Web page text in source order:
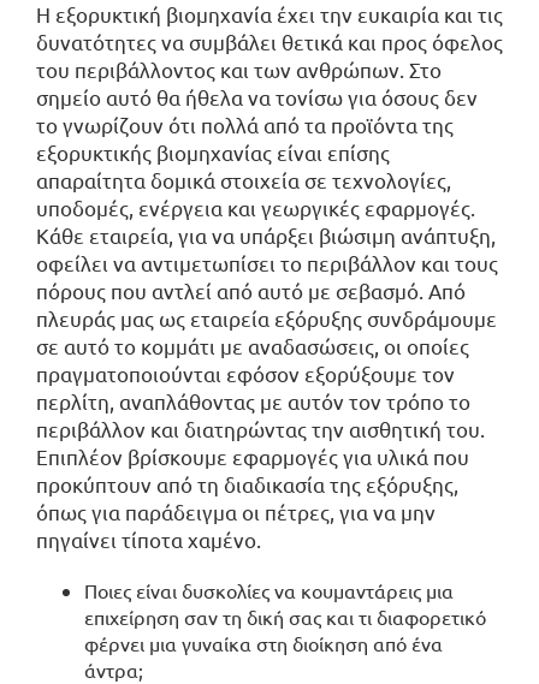
Η εξορυκτική βιομηχανία έχει την ευκαιρία και τις
δυνατότητες να συμβάλει θετικά και προς όφελος
του περιβάλλοντος και των ανθρώπων. Στο
σημείο αυτό θα ήθελα να τονίσω για όσους δεν
το γνωρίζουν ότι πολλά από τα προϊόντα της
εξορυκτικής βιομηχανίας είναι επίσης
απαραίτητα δομικά στοιχεία σε τεχνολογίες,
υποδομές, ενέργεια και γεωργικές εφαρμογές.
Κάθε εταιρεία, για να υπάρξει βιώσιμη ανάπτυξη,
οφείλει να αντιμετωπίσει το περιβάλλον και τους
πόρους που αντλεί από αυτό με σεβασμό. Από
πλευράς μας ως εταιρεία εξόρυξης συνδράμουμε
σε αυτό το κομμάτι με αναδασώσεις, οι οποίες
πραγματοποιούνται εφόσον εξορύξουμε τον
περλίτη, αναπλάθοντας με αυτόν τον τρόπο το
περιβάλλον και διατηρώντας την αισθητική του.
Επιπλέον βρίσκουμε εφαρμογές για υλικά που
προκύπτουν από τη διαδικασία της εξόρυξης,
όπως για παράδειγμα οι πέτρες, για να μην
πηγαίνει τίποτα χαμένο.
Ποιες είναι δυσκολίες να κουμαντάρεις μια
επιχείρηση σαν τη δική σας και τι διαφορετικό
φέρνει μια γυναίκα στη διοίκηση από ένα
άντρα;